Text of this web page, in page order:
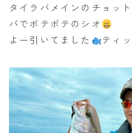
予約状況
タイラバメインのチョッ
バでポテポテのシオ
よー引いてました
ティ